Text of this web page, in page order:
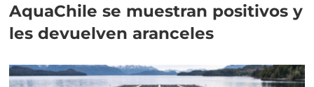
AquaChile se muestran positivos y
les devuelven aranceles